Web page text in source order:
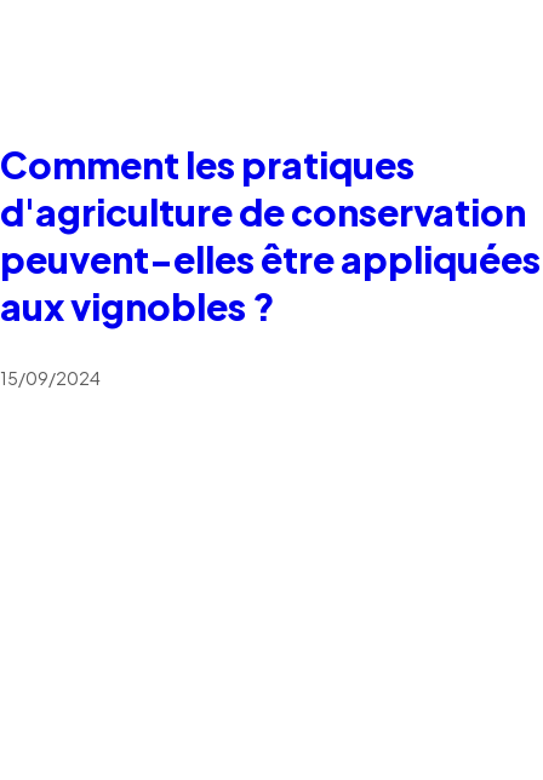
Comment les pratiques
d'agriculture de conservation
peuvent-elles être appliquées
aux vignobles ?
15/09/2024